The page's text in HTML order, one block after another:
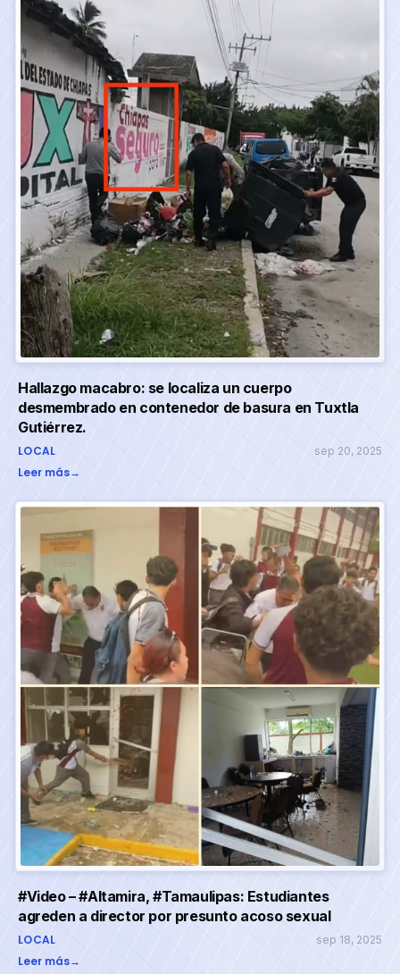
Hallazgo macabro: se localiza un cuerpo
desmembrado en contenedor de basura en Tuxtla
Gutiérrez.
LOCAL sep 20, 2025
Leer más→
#Video – #Altamira, #Tamaulipas: Estudiantes
agreden a director por presunto acoso sexual
LOCAL sep 18, 2025
Leer más→